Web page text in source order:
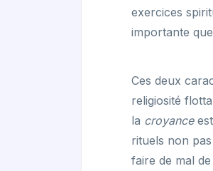
exercices
importante
Ces deux
religiosité
la croyanceest
rituels non
faire de mal